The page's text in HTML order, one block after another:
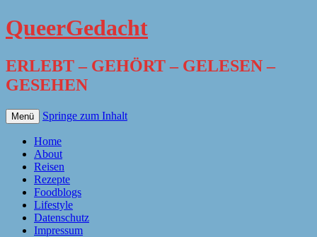
QueerGedacht
ERLEBT – GEHÖRT – GELESEN –
GESEHEN
Menü Springe zum Inhalt
Home
About
Reisen
Rezepte
Foodblogs
Lifestyle
Datenschutz
Impressum